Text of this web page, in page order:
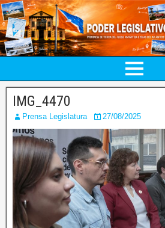
IMG_4470
Prensa Legislatura 27/08/2025